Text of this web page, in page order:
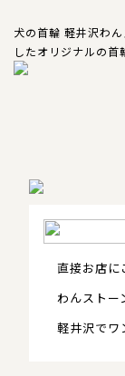
犬の首輪 軽井沢わ
したオリジナルの
直接お店に
わんストー
軽井沢でワ